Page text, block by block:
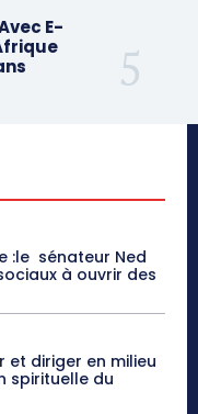
E-
:le sénateur Ned
à ouvrir des
et diriger en milieu
spirituelle du